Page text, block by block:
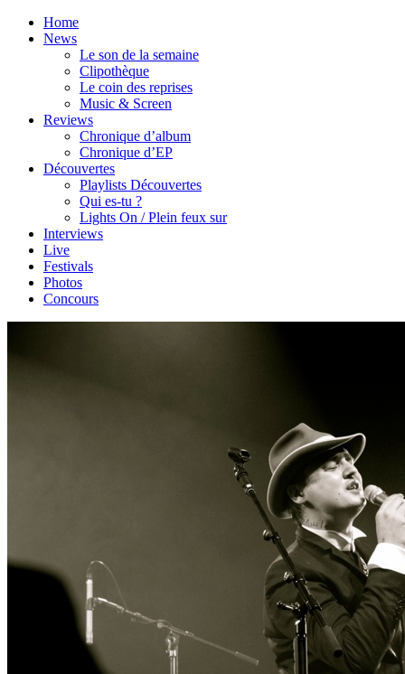
Home
News
Le son de la semaine
Clipothèque
Le coin des reprises
Music & Screen
Reviews
Chronique d’album
Chronique d’EP
Découvertes
Playlists Découvertes
Qui es-tu ?
Lights On / Plein feux sur
Interviews
Live
Festivals
Photos
Concours